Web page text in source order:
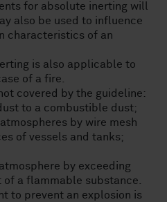
for absolute inerting will
also be used to influence
characteristics of an
is also applicable to
of a fire.
covered by the guideline:
to a combustible dust;
by wire mesh
of vessels and tanks;
by exceeding
a flammable substance.
to prevent an explosion is